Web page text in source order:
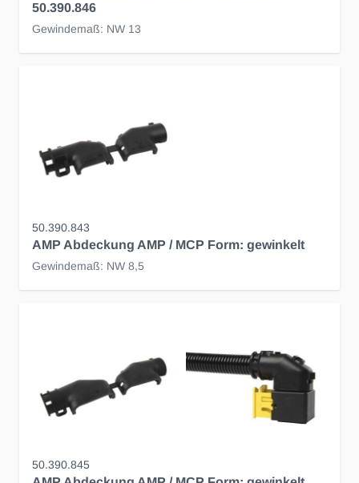
50.390.846
Gewindemaß: NW 13
50.390.843
AMP Abdeckung AMP / MCP Form: gewinkelt
Gewindemaß: NW 8,5
50.390.845